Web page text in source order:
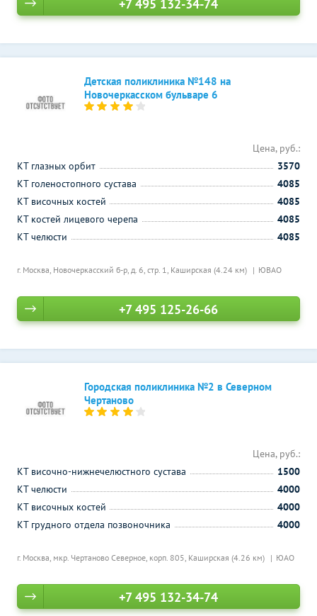
+7 495 132-34-74
Детская поликлиника №148 на
Новочеркасском бульваре 6
г. Москва, Новочеркасский б-р, д. 6, стр. 1, Каширская (4.24 км) ЮВАО
Цена, руб.:
КТ глазных орбит
3570
КТ голеностопного сустава
4085
КТ височных костей
4085
КТ костей лицевого черепа
4085
КТ челюсти
4085
+7 495 125-26-66
Городская поликлиника №2 в Северном
Чертаново
г. Москва, мкр. Чертаново Северное, корп. 805, Каширская (4.26 км) ЮАО
Цена, руб.:
КТ височно-нижнечелюстного сустава
1500
КТ челюсти
4000
КТ височных костей
4000
КТ грудного отдела позвоночника
4000
+7 495 132-34-74